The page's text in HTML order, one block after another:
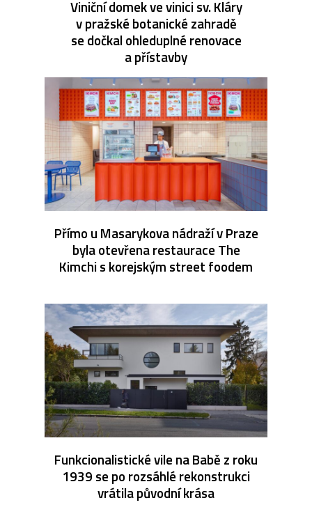
Viniční domek ve vinici sv. Kláry
v pražské botanické zahradě
se dočkal ohleduplné renovace
a přístavby
Přímo u Masarykova nádraží v Praze
byla otevřena restaurace The
Kimchi s korejským street foodem
Funkcionalistické vile na Babě z roku
1939 se po rozsáhlé rekonstrukci
vrátila původní krása